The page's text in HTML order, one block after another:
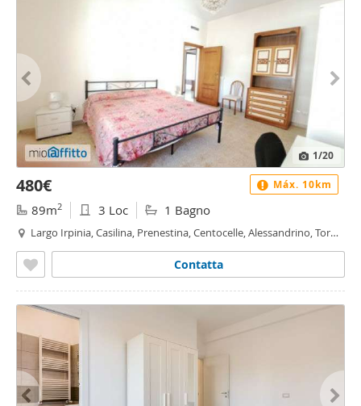
1/20
480€
89m2 3 Loc 1 Bagno
Largo Irpinia, Casilina, Prenestina, Centocelle, Alessandrino, Tor
Contatta
Máx. 10km